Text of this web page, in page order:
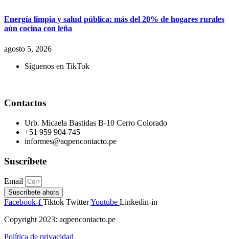
Energía limpia y salud pública: más del 20% de hogares rurales
aún cocina con leña
agosto 5, 2026
Síguenos en TikTok
Contactos
Urb. Micaela Bastidas B-10 Cerro Colorado
+51 959 904 745
informes@aqpencontacto.pe
Suscríbete
Email
Suscríbete ahora
Facebook-f Tiktok TwitterYoutube Linkedin-in
Copyright 2023: aqpencontacto.pe
Política de privacidad